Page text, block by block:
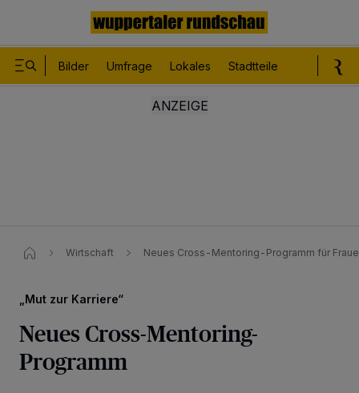
Bilder Umfrage Lokales Stadtteile
Wirtschaft Neues Cross-Mentoring-Programm für
„Mut zur Karriere“
Neues Cross-Mentoring-
Programm